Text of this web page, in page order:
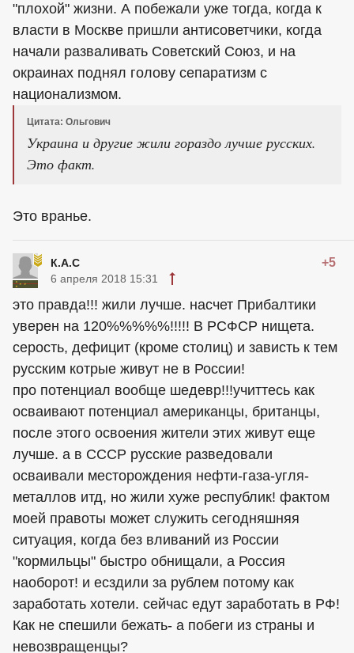
"плохой" жизни. А побежали уже тогда, когда к
власти в Москве пришли антисоветчики, когда
начали разваливать Советский Союз, и на
окраинах поднял голову сепаратизм с
национализмом.
Цитата: Ольгович
Украина и другие жили гораздо лучше русских.
Это факт.
Это вранье.
К.А.С +5
6 апреля 2018 15:31
это правда!!! жили лучше. насчет Прибалтики
уверен на 120%%%%%!!!!! В РСФСР нищета.
серость, дефицит (кроме столиц) и зависть к тем
русским котрые живут не в России!
про потенциал вообще шедевр!!!учиттесь как
осваивают потенциал американцы, британцы,
после этого освоения жители этих живут еще
лучше. а в СССР русские разведовали
осваивали месторождения нефти-газа-угля-
металлов итд, но жили хуже республик! фактом
моей правоты может служить сегодняшняя
ситуация, когда без вливаний из России
"кормильцы" быстро обнищали, а Россия
наоборот! и есздили за рублем потому как
заработать хотели. сейчас едут заработать в РФ!
Как не спешили бежать- а побеги из страны и
невозвращенцы?